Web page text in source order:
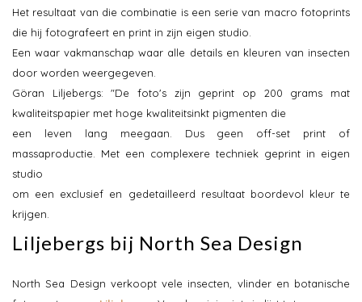
Het resultaat van die combinatie is een serie van macro fotoprints
die hij fotografeert en print in zijn eigen studio.
Een waar vakmanschap waar alle details en kleuren van insecten
door worden weergegeven.
Göran Liljebergs: "De foto's zijn geprint op 200 grams mat
kwaliteitspapier met hoge kwaliteitsinkt pigmenten die
een leven lang meegaan. Dus geen off-set print of
massaproductie. Met een complexere techniek geprint in eigen
studio
om een exclusief en gedetailleerd resultaat boordevol kleur te
krijgen.
Liljebergs bij North Sea Design
North Sea Design verkoopt vele insecten, vlinder en botanische